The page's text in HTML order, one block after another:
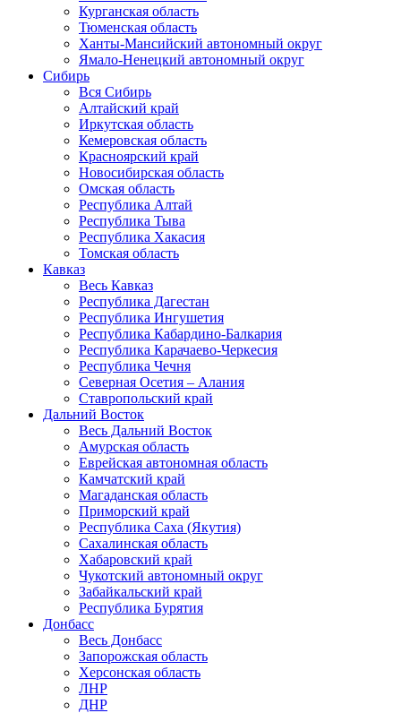
Курганская область
Тюменская область
Ханты-Мансийский автономный округ
Ямало-Ненецкий автономный округ
Сибирь
Вся Сибирь
Алтайский край
Иркутская область
Кемеровская область
Красноярский край
Новосибирская область
Омская область
Республика Алтай
Республика Тыва
Республика Хакасия
Томская область
Кавказ
Весь Кавказ
Республика Дагестан
Республика Ингушетия
Республика Кабардино-Балкария
Республика Карачаево-Черкесия
Республика Чечня
Северная Осетия – Алания
Ставропольский край
Дальний Восток
Весь Дальний Восток
Амурская область
Еврейская автономная область
Камчатский край
Магаданская область
Приморский край
Республика Саха (Якутия)
Сахалинская область
Хабаровский край
Чукотский автономный округ
Забайкальский край
Республика Бурятия
Донбасс
Весь Донбасс
Запорожская область
Херсонская область
ЛНР
ДНР